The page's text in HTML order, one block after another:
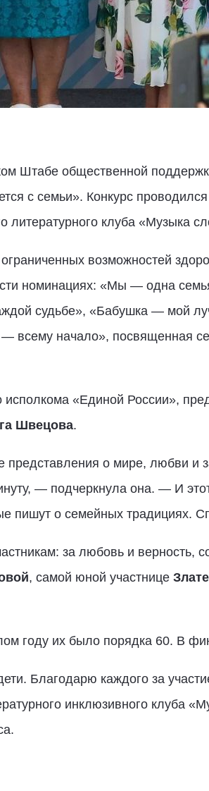
Штабе общественной
с семьи». Конкурс
клуба «Музыка
возможностей
номинациях: «Мы — одна
судьбе», «Бабушка — мой
— всему начало», посвященная
«Единой России»,
Швецова.
о мире, любви и
— подчеркнула она. — И
пишут о семейных традициях.
за любовь и верность,
, самой юной участнице
году их было порядка 60. В
Благодарю каждого за
инклюзивного клуба